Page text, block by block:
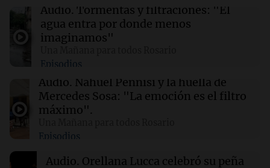
02:03 Tecnología
Airbnb acelera el lanzamiento de funciones
gracias a la inteligencia artificial en su
búsqueda
01:49 Mundo
El Pentágono solicita a la industria de defensa
un aumento en la producción de armas
01:31 Ciencia
Reducir alimentos dulces no disminuye
antojos ni mejora la salud, según estudio
Audio. Tormentas y filtraciones: "El
agua entra por donde menos
imaginamos"
Episodios
Audio. Nahuel Pennisi y la huella de
Mercedes Sosa: "La emoción es el filtro
máximo".
Episodios
Audio. Orellana Lucca celebró su peña